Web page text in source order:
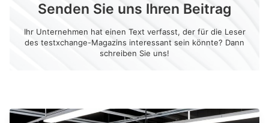
Senden Sie uns Ihren Beitrag
Ihr Unternehmen hat einen Text verfasst, der für die Leser
des testxchange-Magazins interessant sein könnte? Dann
schreiben Sie uns!